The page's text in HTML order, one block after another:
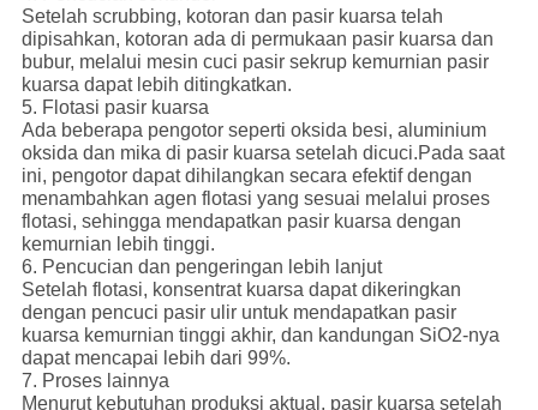
Setelah scrubbing, kotoran dan pasir kuarsa telah
dipisahkan, kotoran ada di permukaan pasir kuarsa dan
bubur, melalui mesin cuci pasir sekrup kemurnian pasir
kuarsa dapat lebih ditingkatkan.
5. Flotasi pasir kuarsa
Ada beberapa pengotor seperti oksida besi, aluminium
oksida dan mika di pasir kuarsa setelah dicuci.Pada saat
ini, pengotor dapat dihilangkan secara efektif dengan
menambahkan agen flotasi yang sesuai melalui proses
flotasi, sehingga mendapatkan pasir kuarsa dengan
kemurnian lebih tinggi.
6. Pencucian dan pengeringan lebih lanjut
Setelah flotasi, konsentrat kuarsa dapat dikeringkan
dengan pencuci pasir ulir untuk mendapatkan pasir
kuarsa kemurnian tinggi akhir, dan kandungan SiO2-nya
dapat mencapai lebih dari 99%.
7. Proses lainnya
Menurut kebutuhan produksi aktual, pasir kuarsa setelah